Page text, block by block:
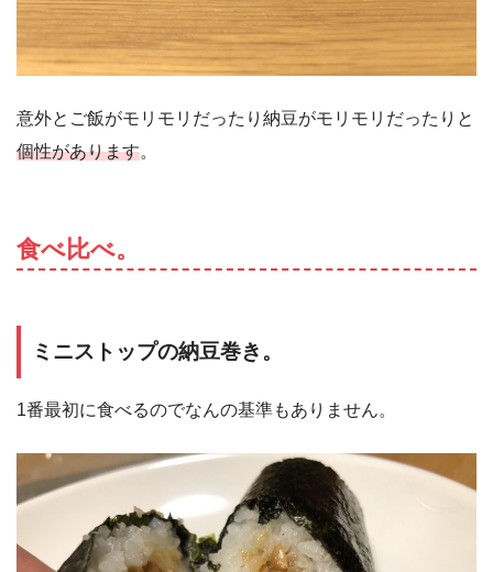
意外とご飯がモリモリだったり納豆がモリモリだったりと
個性があります。
食べ比べ。
ミニストップの納豆巻き。
1番最初に食べるのでなんの基準もありません。